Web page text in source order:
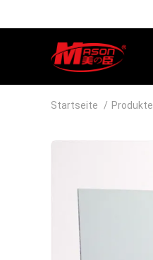
Startseite / Produkte